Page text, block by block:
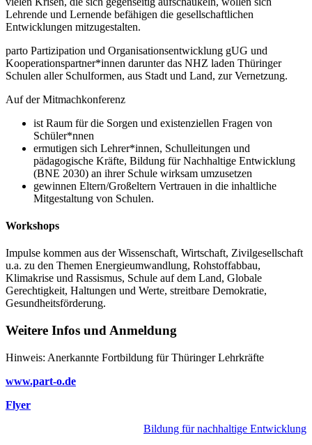
Lehrende und Lernende befähigen die gesellschaftlichen
Entwicklungen mitzugestalten.
parto Partizipation und Organisationsentwicklung gUG und
Kooperationspartner*innen darunter das NHZ laden Thüringer
Schulen aller Schulformen, aus Stadt und Land, zur Vernetzung.
Auf der Mitmachkonferenz
ist Raum für die Sorgen und existenziellen Fragen von
Schüler*nnen
ermutigen sich Lehrer*innen, Schulleitungen und
pädagogische Kräfte, Bildung für Nachhaltige Entwicklung
(BNE 2030) an ihrer Schule wirksam umzusetzen
gewinnen Eltern/Großeltern Vertrauen in die inhaltliche
Mitgestaltung von Schulen.
Workshops
Impulse kommen aus der Wissenschaft, Wirtschaft, Zivilgesellschaft
u.a. zu den Themen Energieumwandlung, Rohstoffabbau,
Klimakrise und Rassismus, Schule auf dem Land, Globale
Gerechtigkeit, Haltungen und Werte, streitbare Demokratie,
Gesundheitsförderung.
Weitere Infos und Anmeldung
Hinweis: Anerkannte Fortbildung für Thüringer Lehrkräfte
www.part-o.de
Flyer
Bildung für nachhaltige Entwicklung